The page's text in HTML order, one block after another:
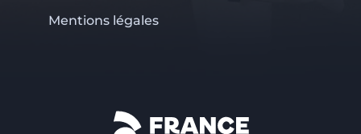
Mentions légales